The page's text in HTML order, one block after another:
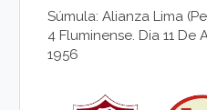
Súmula: Alianza Lima
4 Fluminense. Dia 11 De
1956